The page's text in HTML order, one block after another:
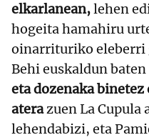
elkarlanean,lehen
hogeita hamahiru
oinarrituriko eleberri
Behi euskaldun
eta dozenaka
aterazuen La
lehendabizi, eta